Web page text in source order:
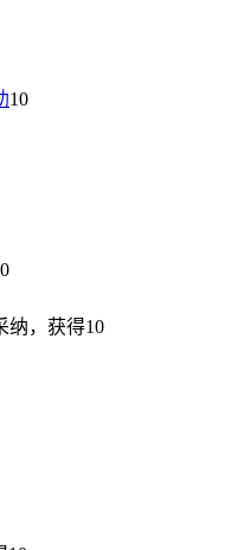
10
纳，获得10